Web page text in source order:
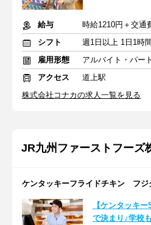
給与
時給1210円＋交通
シフト
雇用形態
アルバイト・パート
アクセス
道上駅
株式会社コナカの求人一覧を見る
JR九州ファーストフーズ
ケンタッキーフライドチキン フジ
【ケンタッキ
で決まり♪学校